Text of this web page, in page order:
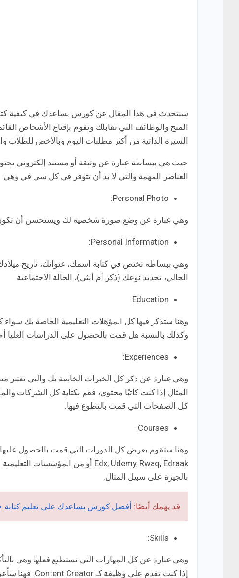
السيرة الذاتية من أكثر مطلبات اليوم وبالأخص للطلاب
حيث هي ببساطة عبارة عن وثيقة أو مستند إلكتروني
العناصر المهمة والتي لا بد أن تتوفر في كل سي في وهي:
Personal Photo:
وهي عبارة عن وضع صورة شخصية لك ويستحسن أن
Personal Information:
وهي ببساطة تختص في كتابة اسمك، عنوانك، تاريخ
الحالي، تحديد نوعك (ذكر أم أنثى)، الحالة الاجتماعية.
Education:
وهنا ستذكر فيها كل المؤهلات التعليمية الخاصة بك
وكذلك بالنسبة هل قمت بالحصول على الدراسات العليا
Experiences:
وهي عبارة عن ذكر كل الخبرات الخاصة بك والتي تعتبر
المثال إذا كنت كاتبًا محتوى، فقم بكتابة كل الشركات
كل الصفحات التي قمت بالتطوع فيها.
Courses:
Edx, Udemy, Rwaq, Edraak أو من المؤسسات التعليمية المختلفة ك
بالجيزة على سبيل المثال.
قد يهمك أيضًا: أفضل كورس يساعدك على تعليم كتابة
Skills:
وهي عبارة عن كل المهارات التي تستطيع فعلها وهي
إذا كنت تقدم على وظيفة كـ Content Creator، فهنا سأعرض بعض البرامج التي يحتاجها كل كاتب محتوى وهي مثل: